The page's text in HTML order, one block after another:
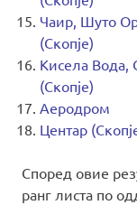
Чаир, Шуто
(Скопје)
Кисела Вода,
(Скопје)
Аеродром
Центар
Според овие
ранг листа по